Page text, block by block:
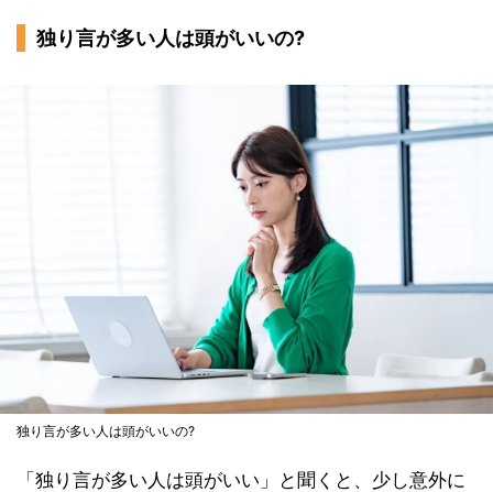
独り言が多い人は頭がいいの?
独り言が多い人は頭がいいの?
「独り言が多い人は頭がいい」と聞くと、少し意外に